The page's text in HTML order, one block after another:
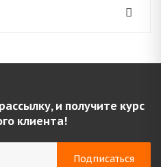
и получите курс
клиента!